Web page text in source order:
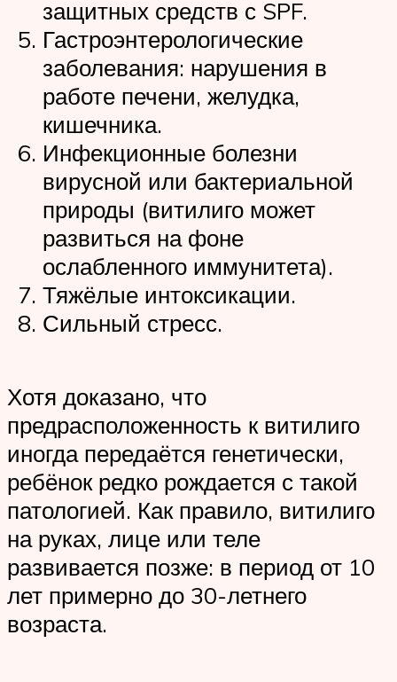
защитных средств с SPF.
Гастроэнтерологические
заболевания: нарушения в
работе печени, желудка,
кишечника.
Инфекционные болезни
вирусной или бактериальной
природы (витилиго может
развиться на фоне
ослабленного иммунитета).
Тяжёлые интоксикации.
Сильный стресс.
Хотя доказано, что
предрасположенность к витилиго
иногда передаётся генетически,
ребёнок редко рождается с такой
патологией. Как правило, витилиго
на руках, лице или теле
развивается позже: в период от 10
лет примерно до 30-летнего
возраста.